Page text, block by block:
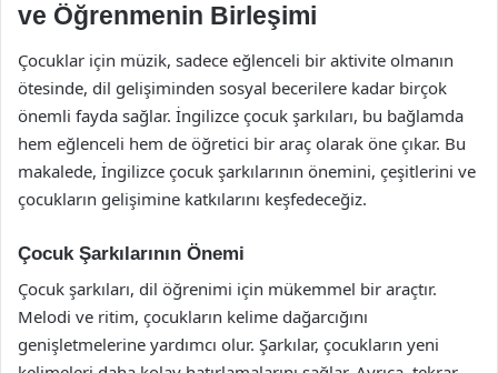
ve Öğrenmenin Birleşimi
Çocuklar için müzik, sadece eğlenceli bir aktivite olmanın
ötesinde, dil gelişiminden sosyal becerilere kadar birçok
önemli fayda sağlar. İngilizce çocuk şarkıları, bu bağlamda
hem eğlenceli hem de öğretici bir araç olarak öne çıkar. Bu
makalede, İngilizce çocuk şarkılarının önemini, çeşitlerini ve
çocukların gelişimine katkılarını keşfedeceğiz.
Çocuk Şarkılarının Önemi
Çocuk şarkıları, dil öğrenimi için mükemmel bir araçtır.
Melodi ve ritim, çocukların kelime dağarcığını
genişletmelerine yardımcı olur. Şarkılar, çocukların yeni